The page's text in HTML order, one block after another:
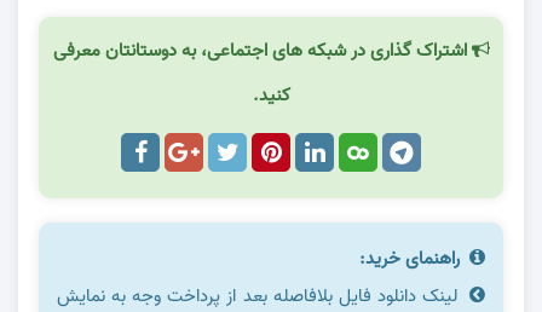
اشتراک گذاری در شبکه های اجتماعی، به دوستانتان معرفی
کنید.
راهنمای خرید:
لینک دانلود فایل بلافاصله بعد از پرداخت وجه به نمایش